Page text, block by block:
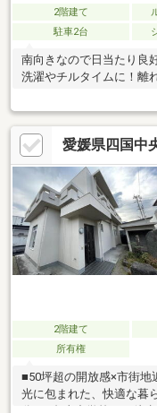
2階建て
駐車2台
南向きなので日当たり良
洗濯やチルタイムに！離
愛媛県四国中
2階建て
所有権
■50坪超の開放感×市街
光に包まれた、快適な暮